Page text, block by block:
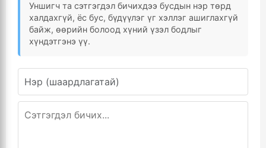
Уншигч та сэтгэгдэл бичихдээ бусдын нэр төрд
халдахгүй, ёс бус, бүдүүлэг үг хэллэг ашиглахгүй
байж, өөрийн болоод хүний үзэл бодлыг
хүндэтгэнэ үү.